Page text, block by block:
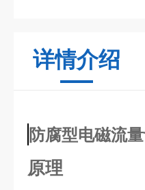
详情介绍
防腐型电磁流
原理